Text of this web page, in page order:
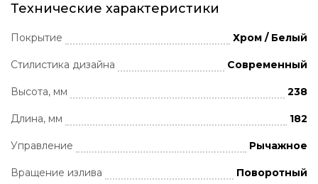
Технические характеристики
Покрытие Хром / Белый
Стилистика дизайна Современный
Высота, мм 238
Длина, мм 182
Управление Рычажное
Вращение излива Поворотный